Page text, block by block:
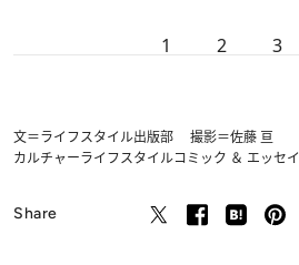
1 2 3
文＝ライフスタイル出版部 撮影＝佐藤 亘
カルチャーライフスタイルコミック ＆ エッセイ
Share